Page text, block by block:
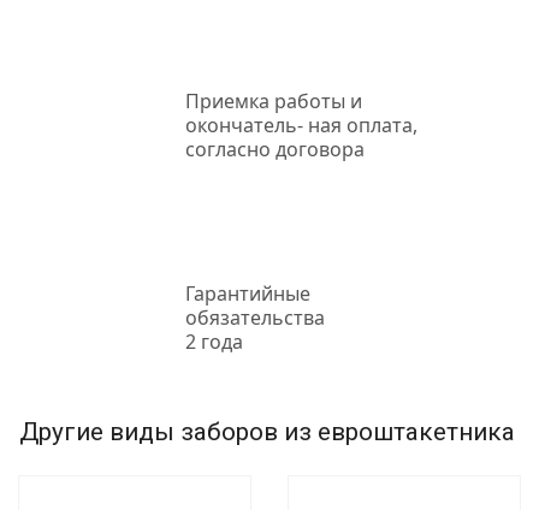
Приемка работы и
окончатель- ная оплата,
согласно договора
Гарантийные
обязательства
2 года
Другие виды заборов из евроштакетника